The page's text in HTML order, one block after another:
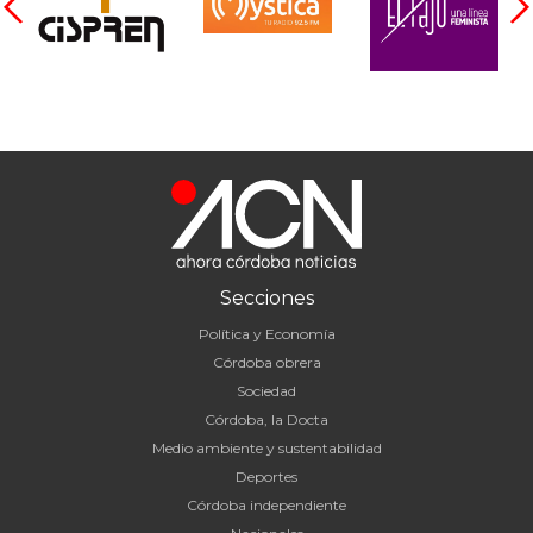
Secciones
Política y Economía
Córdoba obrera
Sociedad
Córdoba, la Docta
Medio ambiente y sustentabilidad
Deportes
Córdoba independiente